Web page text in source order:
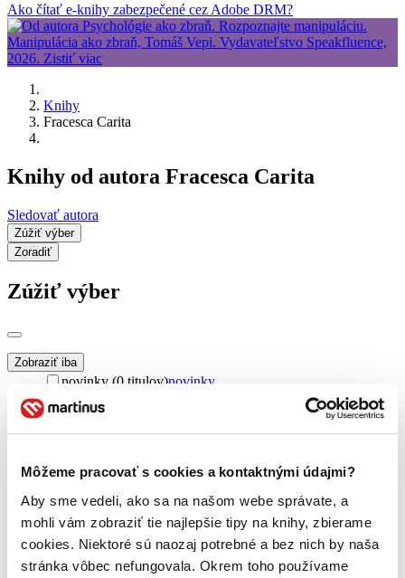
Môžeme pracovať s cookies a kontaktnými údajmi?
Aby sme vedeli, ako sa na našom webe správate, a
mohli vám zobraziť tie najlepšie tipy na knihy, zbierame
cookies. Niektoré sú naozaj potrebné a bez nich by naša
stránka vôbec nefungovala. Okrem toho používame
Ako čítať e-knihy zabezpečené cez Adobe DRM?
Knihy
Fracesca Carita
Knihy od autora Fracesca Carita
Sledovať autora
Zúžiť výber
Zoradiť
Zúžiť výber
Zobraziť iba
novinky (0 titulov)novinky
zľavnené tituly (0 titulov)
Dostupnosť
predpredaj (0 titulov)predpredaj
dostupná (bez vypredaných) (0 titulov)dostupná (bez
vypredaných)
Nové / čítané
nová (0 titulov)nová